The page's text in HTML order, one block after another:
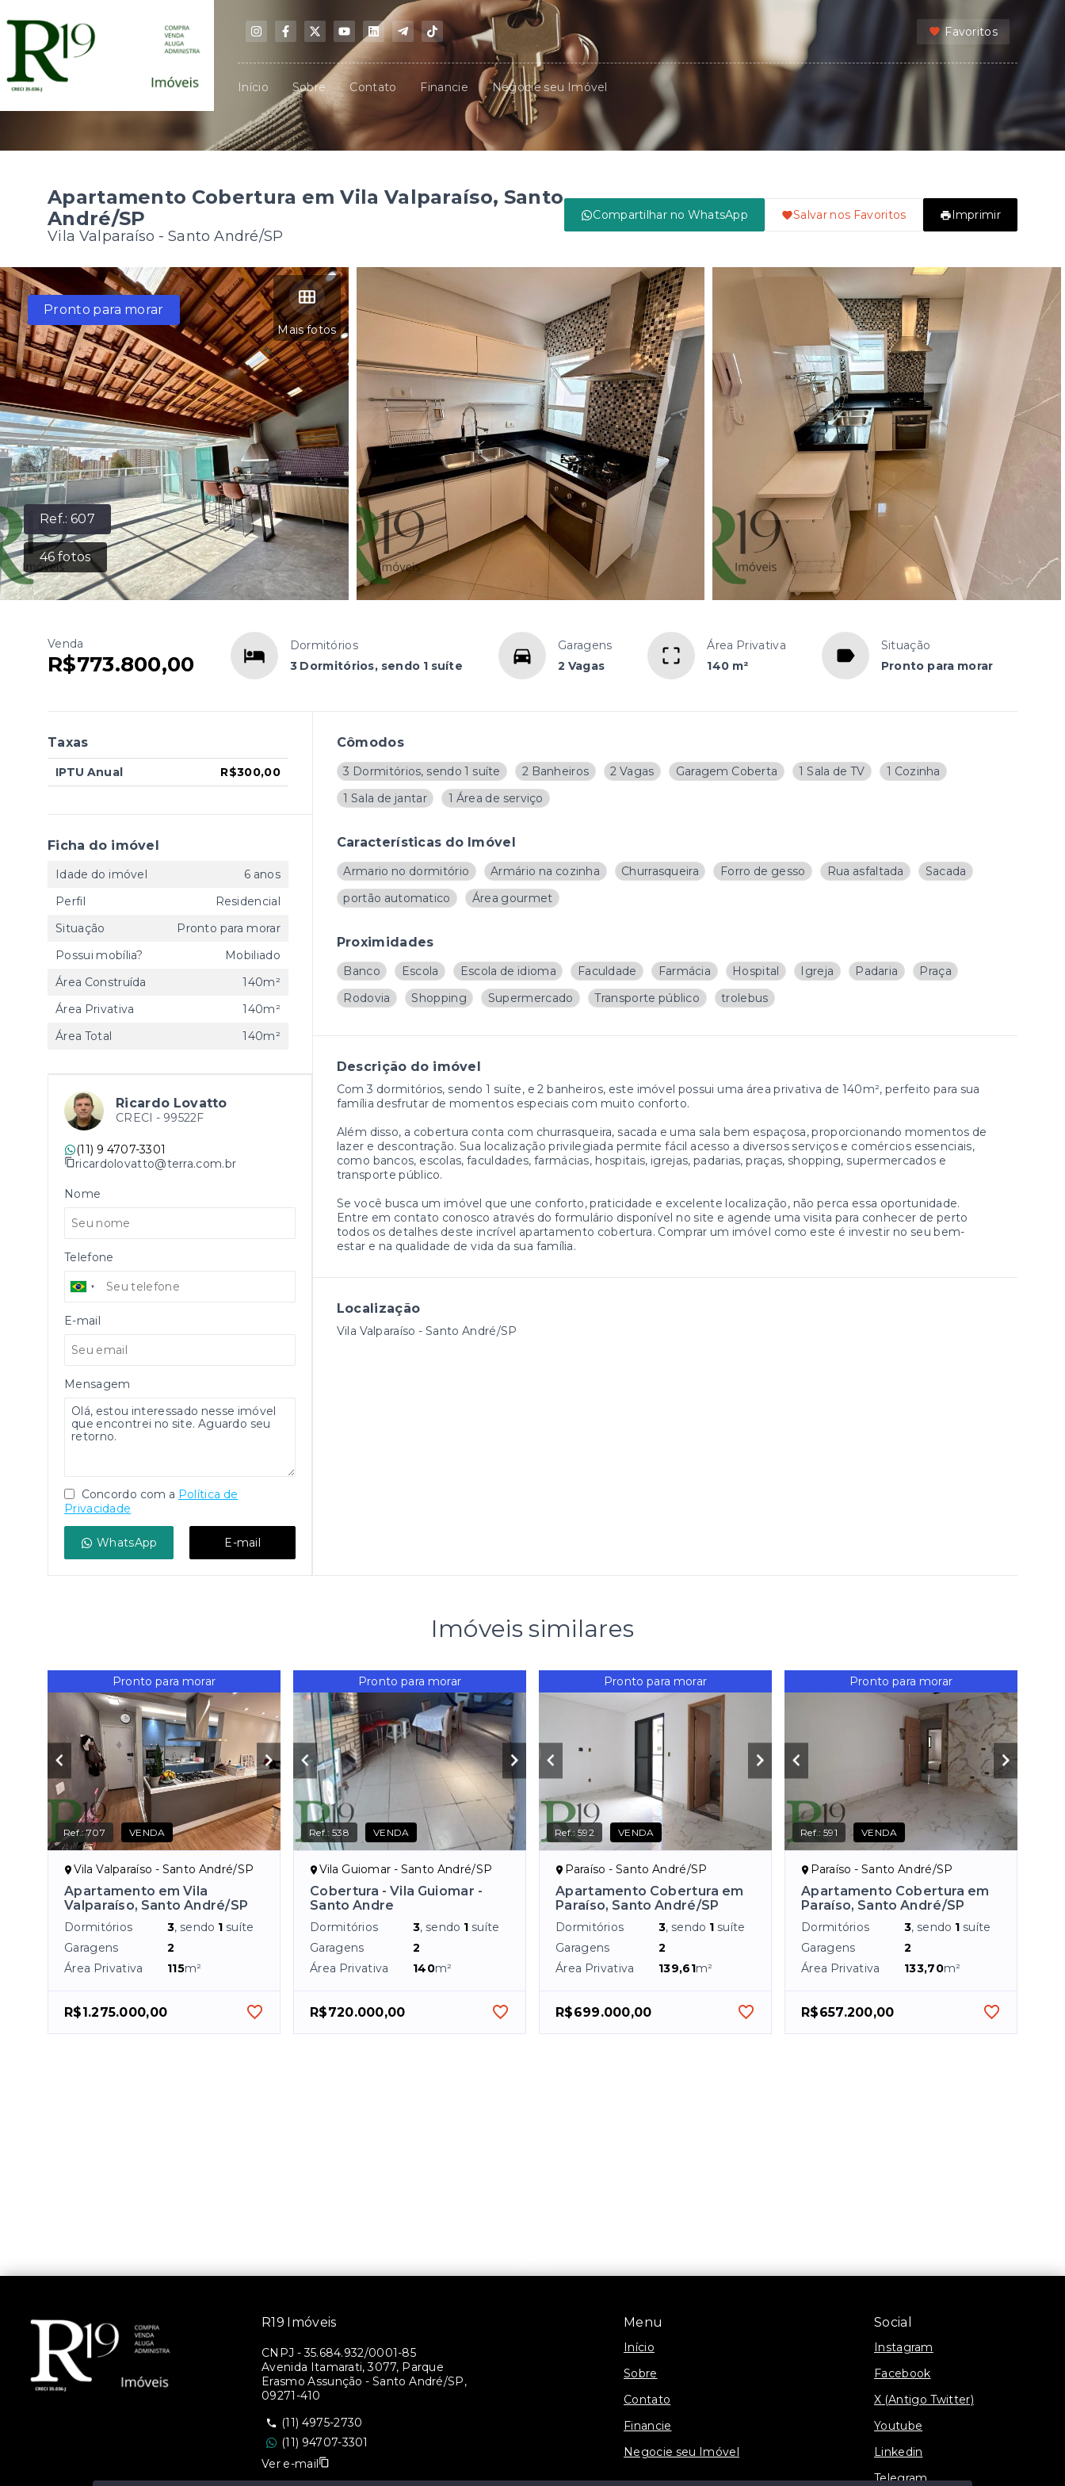
Favoritos
Início Sobre Contato Financie Negocie seu Imóvel
Apartamento Cobertura em Vila Valparaíso, Santo
André/SP
Vila Valparaíso - Santo André/SP
Compartilhar no WhatsApp Salvar nos Favoritos Imprimir
Ref.:607
46 fotos
Mais fotos
Pronto para morar
Venda
R$773.800,00
Dormitórios
3 Dormitórios, sendo 1 suíte
Garagens
2 Vagas
Área Privativa
140 m²
Situação
Pronto para morar
Cômodos
3 Dormitórios, sendo 1 suíte 2 Banheiros 2 Vagas Garagem Coberta 1 Sala de TV
1 Cozinha
1 Sala de jantar
1 Área de serviço
Características do Imóvel
Armario no dormitório Armário na cozinha Churrasqueira Forro de gesso Rua asfaltada
Sacada
portão automatico
Área gourmet
Proximidades
Banco Escola Escola de idioma Faculdade Farmácia Hospital Igreja Padaria
Praça
Rodovia
Shopping Supermercado Transporte público trolebus
Descrição do imóvel
Com 3 dormitórios, sendo 1 suíte, e 2 banheiros, este imóvel possui uma área privativa de 140m², perfeito para sua
família desfrutar de momentos especiais com muito conforto.
Além disso, a cobertura conta com churrasqueira, sacada e uma sala bem espaçosa, proporcionando momentos de
lazer e descontração. Sua localização privilegiada permite fácil acesso a diversos serviços e comércios essenciais,
como bancos, escolas, faculdades, farmácias, hospitais, igrejas, padarias, praças, shopping, supermercados e
transporte público.
Se você busca um imóvel que une conforto, praticidade e excelente localização, não perca essa oportunidade.
Entre em contato conosco através do formulário disponível no site e agende uma visita para conhecer de perto
todos os detalhes deste incrível apartamento cobertura. Comprar um imóvel como este é investir no seu bem-
estar e na qualidade de vida da sua família.
Localização
Vila Valparaíso - Santo André/SP
Taxas
IPTU Anual R$300,00
Ficha do imóvel
Idade do imóvel
6 anos
Perfil
Residencial
Situação
Pronto para morar
Possui mobília?
Mobiliado
Área Construída
140m²
Área Privativa
140m²
Área Total
140m²
Ricardo Lovatto
CRECI - 99522F
(11) 9 4707-3301
ricardolovatto@terra.com.br
Nome
Telefone
E-mail
Mensagem
Concordo com a Política de
Privacidade
WhatsApp E-mail
Imóveis similares
Pronto para morar
Ref.:707 VENDA
Vila Valparaíso - Santo André/SP
Apartamento em Vila
Valparaíso, Santo André/SP
Dormitórios 3, sendo 1 suíte
Garagens
2
Área Privativa
115m²
R$1.275.000,00
Pronto para morar
Ref.:538 VENDA
Vila Guiomar - Santo André/SP
Cobertura - Vila Guiomar -
Santo Andre
Dormitórios 3, sendo 1 suíte
Garagens
2
Área Privativa
140m²
R$720.000,00
Pronto para morar
Ref.:592 VENDA
Paraíso - Santo André/SP
Apartamento Cobertura em
Paraíso, Santo André/SP
Dormitórios 3, sendo 1 suíte
Garagens
2
Área Privativa
139,61m²
R$699.000,00
Pronto para morar
Ref.:591 VENDA
Paraíso - Santo André/SP
Apartamento Cobertura em
Paraíso, Santo André/SP
Dormitórios 3, sendo 1 suíte
Garagens
2
Área Privativa
133,70m²
R$657.200,00
Menu
Início
Sobre
Contato
Financie
Negocie seu Imóvel
Social
Instagram
Facebook
X (Antigo Twitter)
Youtube
Linkedin
Telegram
R19 Imóveis
CNPJ -35.684.932/0001-85
Avenida Itamarati, 3077, Parque
Erasmo Assunção - Santo André/SP,
09271-410
(11) 4975-2730
(11) 94707-3301
Ver e-mail